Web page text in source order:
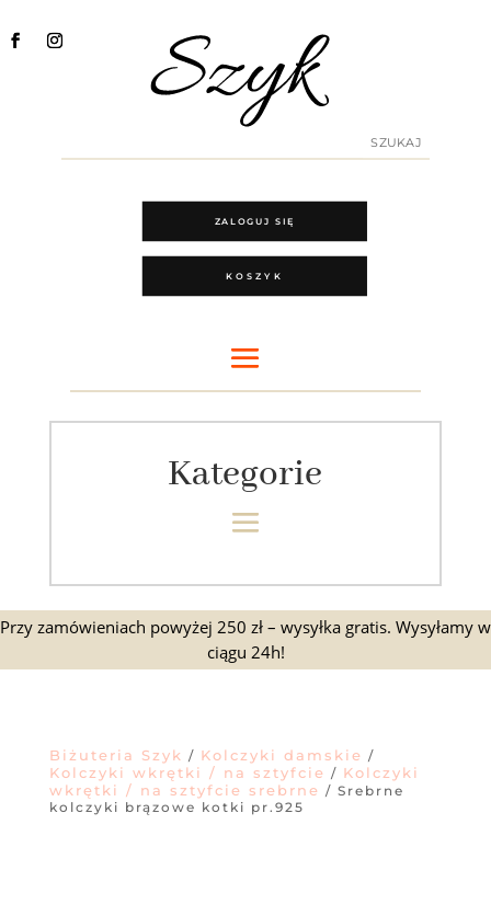
ZALOGUJ SIĘ
KOSZYK
Kategorie
Przy zamówieniach powyżej 250 zł – wysyłka gratis. Wysyłamy w
ciągu 24h!
Biżuteria Szyk / Kolczyki damskie /
Kolczyki wkrętki / na sztyfcie / Kolczyki
wkrętki / na sztyfcie srebrne / Srebrne
kolczyki brązowe kotki pr.925